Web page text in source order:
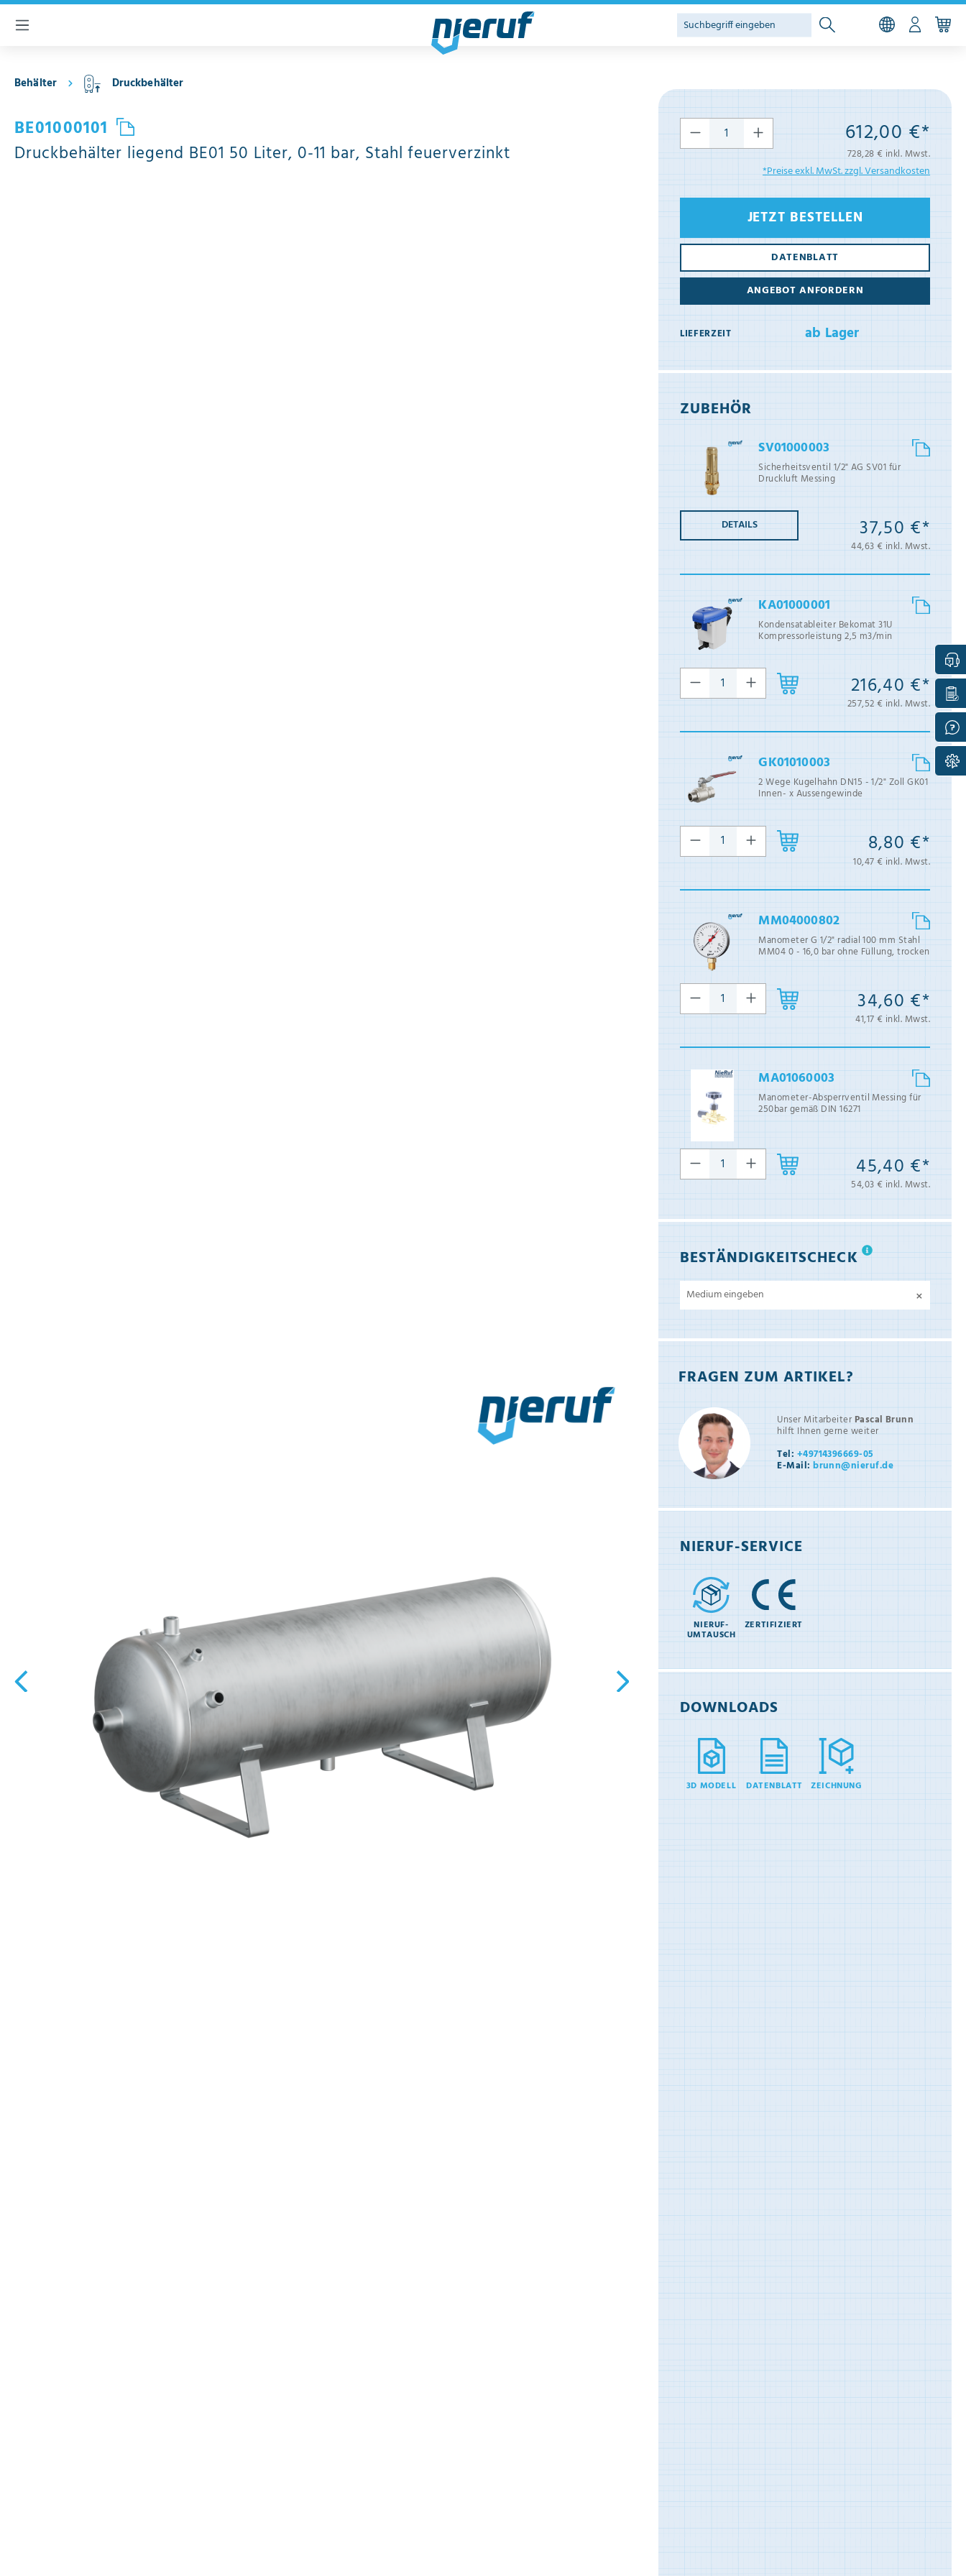
springen
Behälter Druckbehälter
BE01000101
Druckbehälter liegend BE01 50 Liter, 0-11 bar, Stahl feuerverzinkt
612,00 €*
728,28 € inkl. Mwst.
*Preise exkl. MwSt. zzgl. Versandkosten
JETZT BESTELLEN
DATENBLATT
ANGEBOT ANFORDERN
LIEFERZEIT ab Lager
ZUBEHÖR
SV01000003
Sicherheitsventil 1/2" AG SV01 für
Druckluft Messing
DETAILS 37,50 €*
44,63 € inkl. Mwst.
KA01000001
Kondensatableiter Bekomat 31U
Kompressorleistung 2,5 m3/min
216,40 €*
257,52 € inkl. Mwst.
GK01010003
2 Wege Kugelhahn DN15 - 1/2" Zoll GK01
Innen- x Aussengewinde
8,80 €*
10,47 € inkl. Mwst.
MM04000802
Manometer G 1/2" radial 100 mm Stahl
MM04 0 - 16,0 bar ohne Füllung, trocken
34,60 €*
41,17 € inkl. Mwst.
MA01060003
Manometer-Absperrventil Messing für
250bar gemäß DIN 16271
45,40 €*
54,03 € inkl. Mwst.
BESTÄNDIGKEITSCHECK
×
FRAGEN ZUM ARTIKEL?
Unser Mitarbeiter Pascal Brunn
hilft Ihnen gerne weiter
Tel: +49714396669-05
E-Mail: brunn@nieruf.de
NIERUF-SERVICE
NIERUF-
UMTAUSCH
ZERTIFIZIERT
DOWNLOADS
3D MODELL DATENBLATT ZEICHNUNG